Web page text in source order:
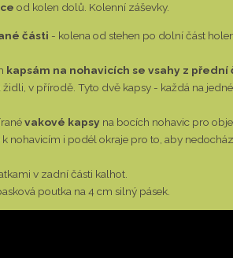
od kolen dolů. Kolenní záševky.
části - kolena od stehen po dolní část
kapsám na nohavicích se vsahy z přední
v přírodě. Tyto dvě kapsy - každá na
vakové kapsy na bocích nohavic pro
nohavicím i podél okraje pro to, aby
v zadní části kalhot.
poutka na 4 cm silný pásek.